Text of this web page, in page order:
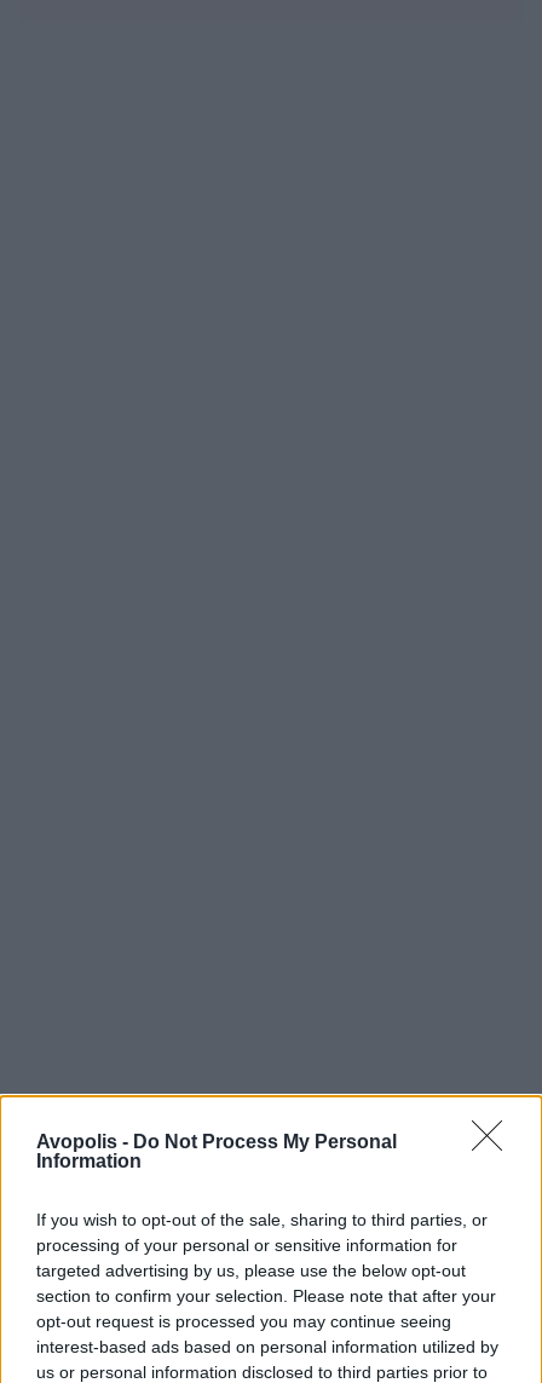
Avopolis - Do Not Process My Personal
Information
If you wish to opt-out of the sale, sharing to third parties, or
processing of your personal or sensitive information for
targeted advertising by us, please use the below opt-out
section to confirm your selection. Please note that after your
opt-out request is processed you may continue seeing
interest-based ads based on personal information utilized by
us or personal information disclosed to third parties prior to